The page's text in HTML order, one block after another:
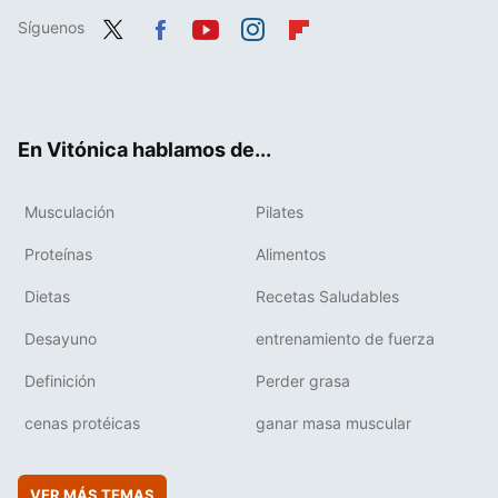
Síguenos
En Vitónica hablamos de...
Musculación Pilates
Proteínas Alimentos
Dietas Recetas Saludables
Desayuno entrenamiento de fuerza
Definición Perder grasa
cenas protéicas ganar masa muscular